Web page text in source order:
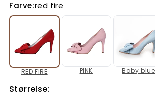
modus
Farve:red fire
RED FIRE PINK Baby blue
Størrelse: